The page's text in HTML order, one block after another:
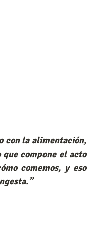
compone el acto
comemos, y eso